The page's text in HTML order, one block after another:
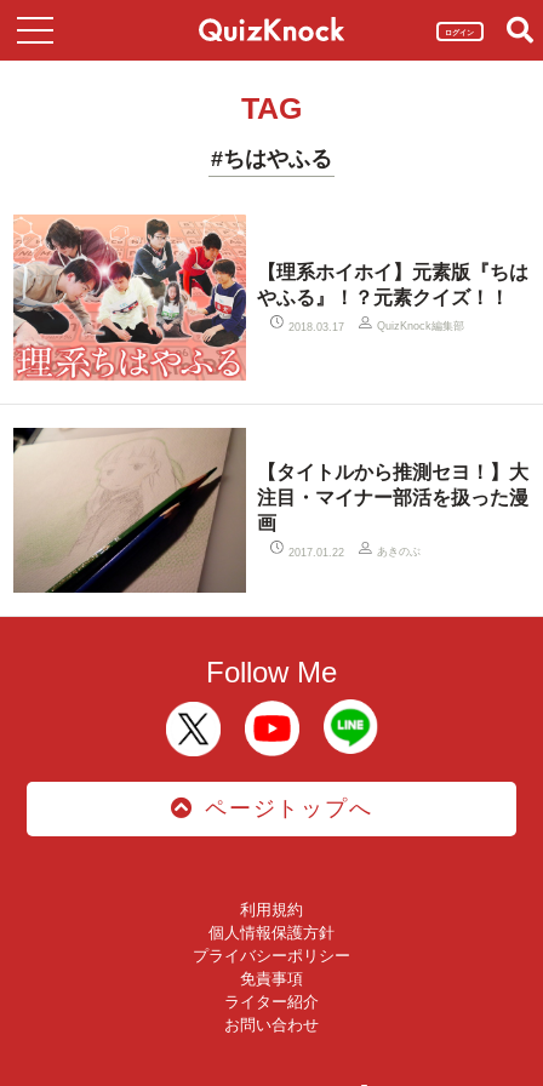
ログイン
TAG
#ちはやふる
【理系ホイホイ】元素版『ちは
やふる』！？元素クイズ！！
2018.03.17 QuizKnock編集部
【タイトルから推測セヨ！】大
注目・マイナー部活を扱った漫
画
2017.01.22 あきのぶ
Follow Me
ページトップへ
利用規約
個人情報保護方針
プライバシーポリシー
免責事項
ライター紹介
お問い合わせ